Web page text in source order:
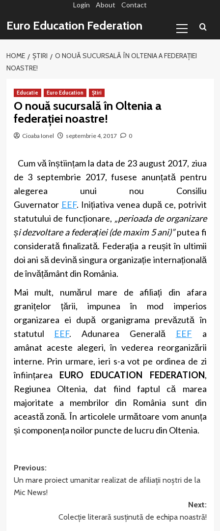
conținut
Login About Contact
Euro Education Federation
Menu
HOME ȘTIRI
O NOUĂ SUCURSALĂ ÎN OLTENIA A FEDERAȚIEI
NOASTRE!
Educatie Euro Education Știri
O nouă sucursală în Oltenia a
federației noastre!
Cioaba Ionel septembrie 4, 2017 0
Cum vă înștiințam la data de 23 august 2017, ziua
de 3 septembrie 2017, fusese anunțată pentru
alegerea unui nou Consiliu
Guvernator EEF. Inițiativa venea după ce, potrivit
statutului de funcționare, „perioada de organizare
și dezvoltare a federației (de maxim 5 ani)”putea fi
considerată finalizată. Federația a reușit în ultimii
doi ani să devină singura organizație internațională
de învățământ din România.
Mai mult, numărul mare de afiliați din afara
granițelor țării, impunea în mod imperios
organizarea ei după organigrama prevăzută în
statutul EEF. Adunarea Generală EEF a
amânat aceste alegeri, în vederea reorganizării
interne. Prin urmare, ieri s-a vot pe ordinea de zi
înființarea EURO EDUCATION FEDERATION,
Regiunea Oltenia, dat fiind faptul că marea
majoritate a membrilor din România sunt din
această zonă. În articolele următoare vom anunța
și componența noilor puncte de lucru din Oltenia.
Post
navigation
Previous:
Un mare proiect umanitar realizat de afiliații noștri de la
Mic News!
Next:
Colecție literară susținută de echipa noastră!